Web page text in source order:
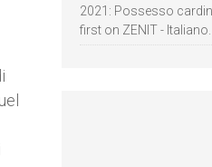
2021: Possesso
first on ZENIT - Italiano.